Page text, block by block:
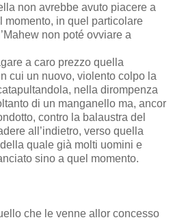
non avrebbe avuto piacere a
momento, in quel particolare
non poté ovviare a
a caro prezzo quella
cui un nuovo, violento colpo la
nella dirompenza
di un manganello ma, ancor
contro la balaustra del
all’indietro, verso quella
quale già molti uomini e
sino a quel momento.
che le venne allor concesso